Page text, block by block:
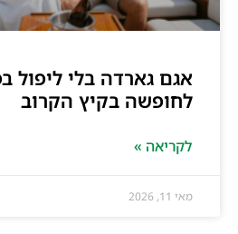
אגם גארדה בלי ליפול
לחופשה בקיץ הקרוב
לקריאה »
מאי 11, 2026